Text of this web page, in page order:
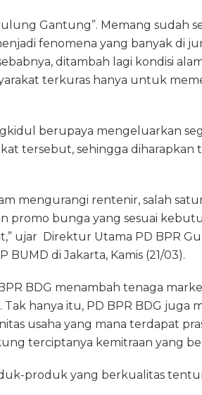
Gantung”. Memang sudah
fenomena yang banyak di
ditambah lagi kondisi
terkuras hanya untuk
berupaya mengeluarkan
tersebut, sehingga diharapkan
mengurangi rentenir, salah
promo bunga yang sesuai
ujar Direktur Utama PD BPR
di Jakarta, Kamis (21/03).
BDG menambah tenaga
hanya itu, PD BPR BDG juga
usaha yang mana terdapat
terciptanya kemitraan yang
produk yang berkualitas